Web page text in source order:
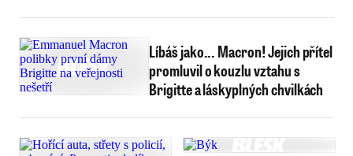
Líbáš jako... Macron! Jejich přítel
promluvil o kouzlu vztahu s
Brigitte a láskyplných chvilkách